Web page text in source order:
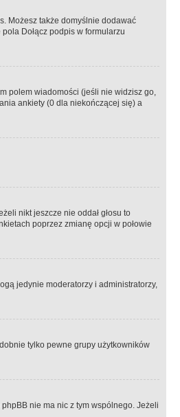
Możesz także domyślnie dodawać
Dołącz podpis w formularzu
polem wiadomości (jeśli nie widzisz go,
ankiety (0 dla niekończącej się) a
nikt jeszcze nie oddał głosu to
poprzez zmianę opcji w połowie
jedynie moderatorzy i administratorzy,
tylko pewne grupy użytkowników
nie ma nic z tym wspólnego. Jeżeli